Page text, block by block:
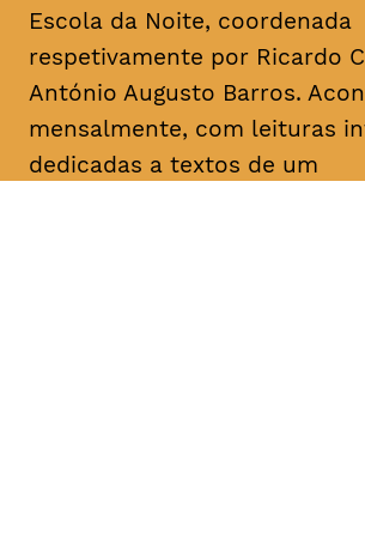
Escola da Noite, coordenada
respetivamente por Ricardo
António Augusto Barros.
mensalmente, com leituras
dedicadas a textos de um